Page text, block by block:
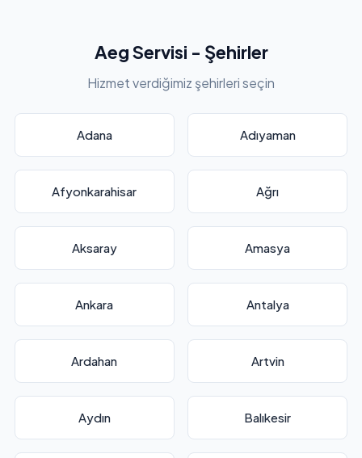
Aeg Servisi - Şehirler
Hizmet verdiğimiz şehirleri seçin
Adana Adıyaman
Afyonkarahisar Ağrı
Aksaray Amasya
Ankara Antalya
Ardahan Artvin
Aydın Balıkesir